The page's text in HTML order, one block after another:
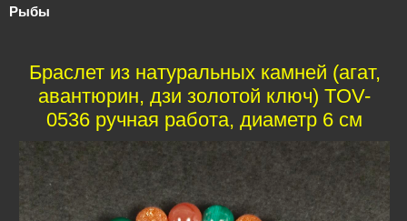
Рыбы
Браслет из натуральных камней (агат,
авантюрин, дзи золотой ключ) TOV-
0536 ручная работа, диаметр 6 см